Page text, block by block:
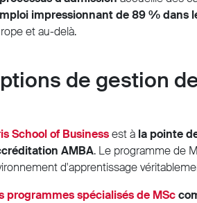
impressionnant de 89 % dans
et au-delà.
de gestion
School of Businessest à la pointe
AMBA. Le programme de
d'apprentissage
programmes spécialisés de MSc